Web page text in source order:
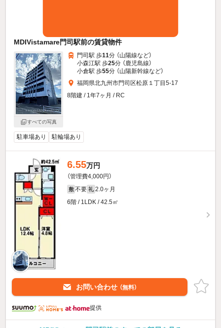
MDIVistamare門司駅前の賃貸物件
すべての写真
門司駅 歩11分 （山陽線など）
小森江駅 歩25分 （鹿児島線）
小倉駅 歩55分 （山陽新幹線など）
福岡県北九州市門司区松原１丁目5-17
8階建 / 1年7ヶ月 / RC
駐車場あり 駐輪場あり
6.55万円
（管理費4,000円）
敷 不要 礼 2.0ヶ月
6階 / 1LDK / 42.5㎡
お問い合わせ （無料）
提供